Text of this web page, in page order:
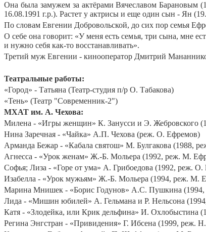
Она была замужем за актёрами Вячеславом Барановым
16.08.1991 г.р.). Растет у актрисы и еще один сын - Ян
По словам Евгении Добровольской, до сих пор семья
О себе она говорит: «У меня есть семья, три сына, мне
и нужно себя как-то восстанавливать».
Третий муж Евгении - кинооператор Дмитрий
Театральные работы:
«Город» - Татьяна (Театр-студия п/р О. Табакова)
«Тень» (Театр "Современник-2")
МХАТ им. А. Чехова:
Милена - «Игры женщин» К. Занусси и Э. Жебровского
Нина Заречная - «Чайка» А.П. Чехова (реж. О. Ефремов)
Арманда Бежар - «Кабала святош» М. Булгакова (1988,
Агнесса - «Урок женам» Ж.-Б. Мольера (1992, реж. М.
Софья; Лиза - «Горе от ума» А. Грибоедова (1992, реж.
Изабелла - «Урок мужьям» Ж.-Б. Мольера (1994, реж. М.
Марина Мнишек - «Борис Годунов» А.С. Пушкина
Лида - «Мишин юбилей» А. Гельмана и Р. Нельсона
Катя - «Злодейка, или Крик дельфина» И. Охлобыстина
Регина Энгстран - «Привидения» Г. Ибсена (1999, реж.